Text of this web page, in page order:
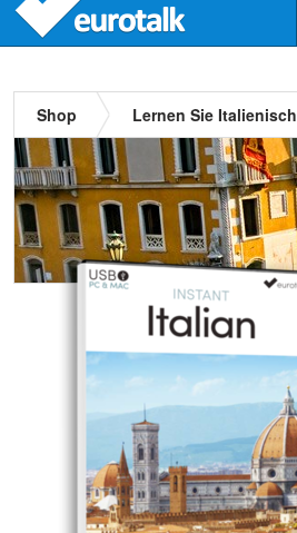
Shop Lernen Sie Italienisch